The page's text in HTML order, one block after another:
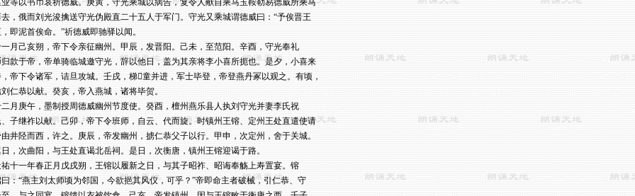
等以书币哀祈德威。庚寅，守光乘城以病告，复令人献自乘马玉鞍勒易德威所乘马
，俄而刘光浚擒送守光伪殿直二十五人于军门。守光又乘城谓德威曰：“予俟晋王
即泥首俟命。”祈德威即驰驿以闻。
月己亥朔，帝下令亲征幽州。甲辰，发晋阳。己未，至范阳。辛酉，守光奉礼
款于帝，帝单骑临城邀守光，辞以他日，盖为其亲将李小喜所扼也。是夕，小喜来
帝下令诸军，诘旦攻城。壬戌，梯童并进，军士毕登，帝登燕丹冢以观之。有顷，
仁恭以献。癸亥，帝入燕城，诸将毕贺。
月庚午，墨制授周德威幽州节度使。癸酉，檀州燕乐县人执刘守光并妻李氏祝
子继祚以献。己卯，帝下令班师，自云、代而旋。时镇州王镕、定州王处直遣使请
井陉而西，许之。庚辰，帝发幽州，掳仁恭父子以行。甲申，次定州，舍于关城。
，次曲阳，与王处直谒北岳祠。是日，次衡唐，镇州王镕迎谒于路。
十一年春正月戊戌朔，王镕以履新之日，与其子昭祚、昭诲奉觞上寿置宴。镕
：“燕主刘太师顷为邻国，今欲挹其风仪，可乎？”帝即命主者破械，引仁恭、守